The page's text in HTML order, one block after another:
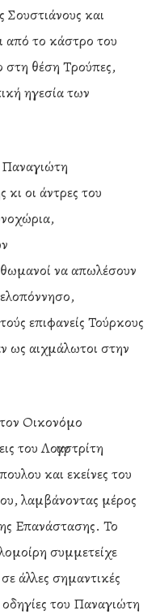
και
από το κάστρο του
θέση Τρούπες,
ηγεσία των
Παναγιώτη
οι άντρες του
να απωλέσουν
επιφανείς Τούρκους
ως αιχμάλωτοι στην
Οικονόμο
του Λογγαστρίτη
και εκείνες του
λαμβάνοντας μέρος
Επανάστασης. Το
συμμετείχε
άλλες σημαντικές
του Παναγιώτη